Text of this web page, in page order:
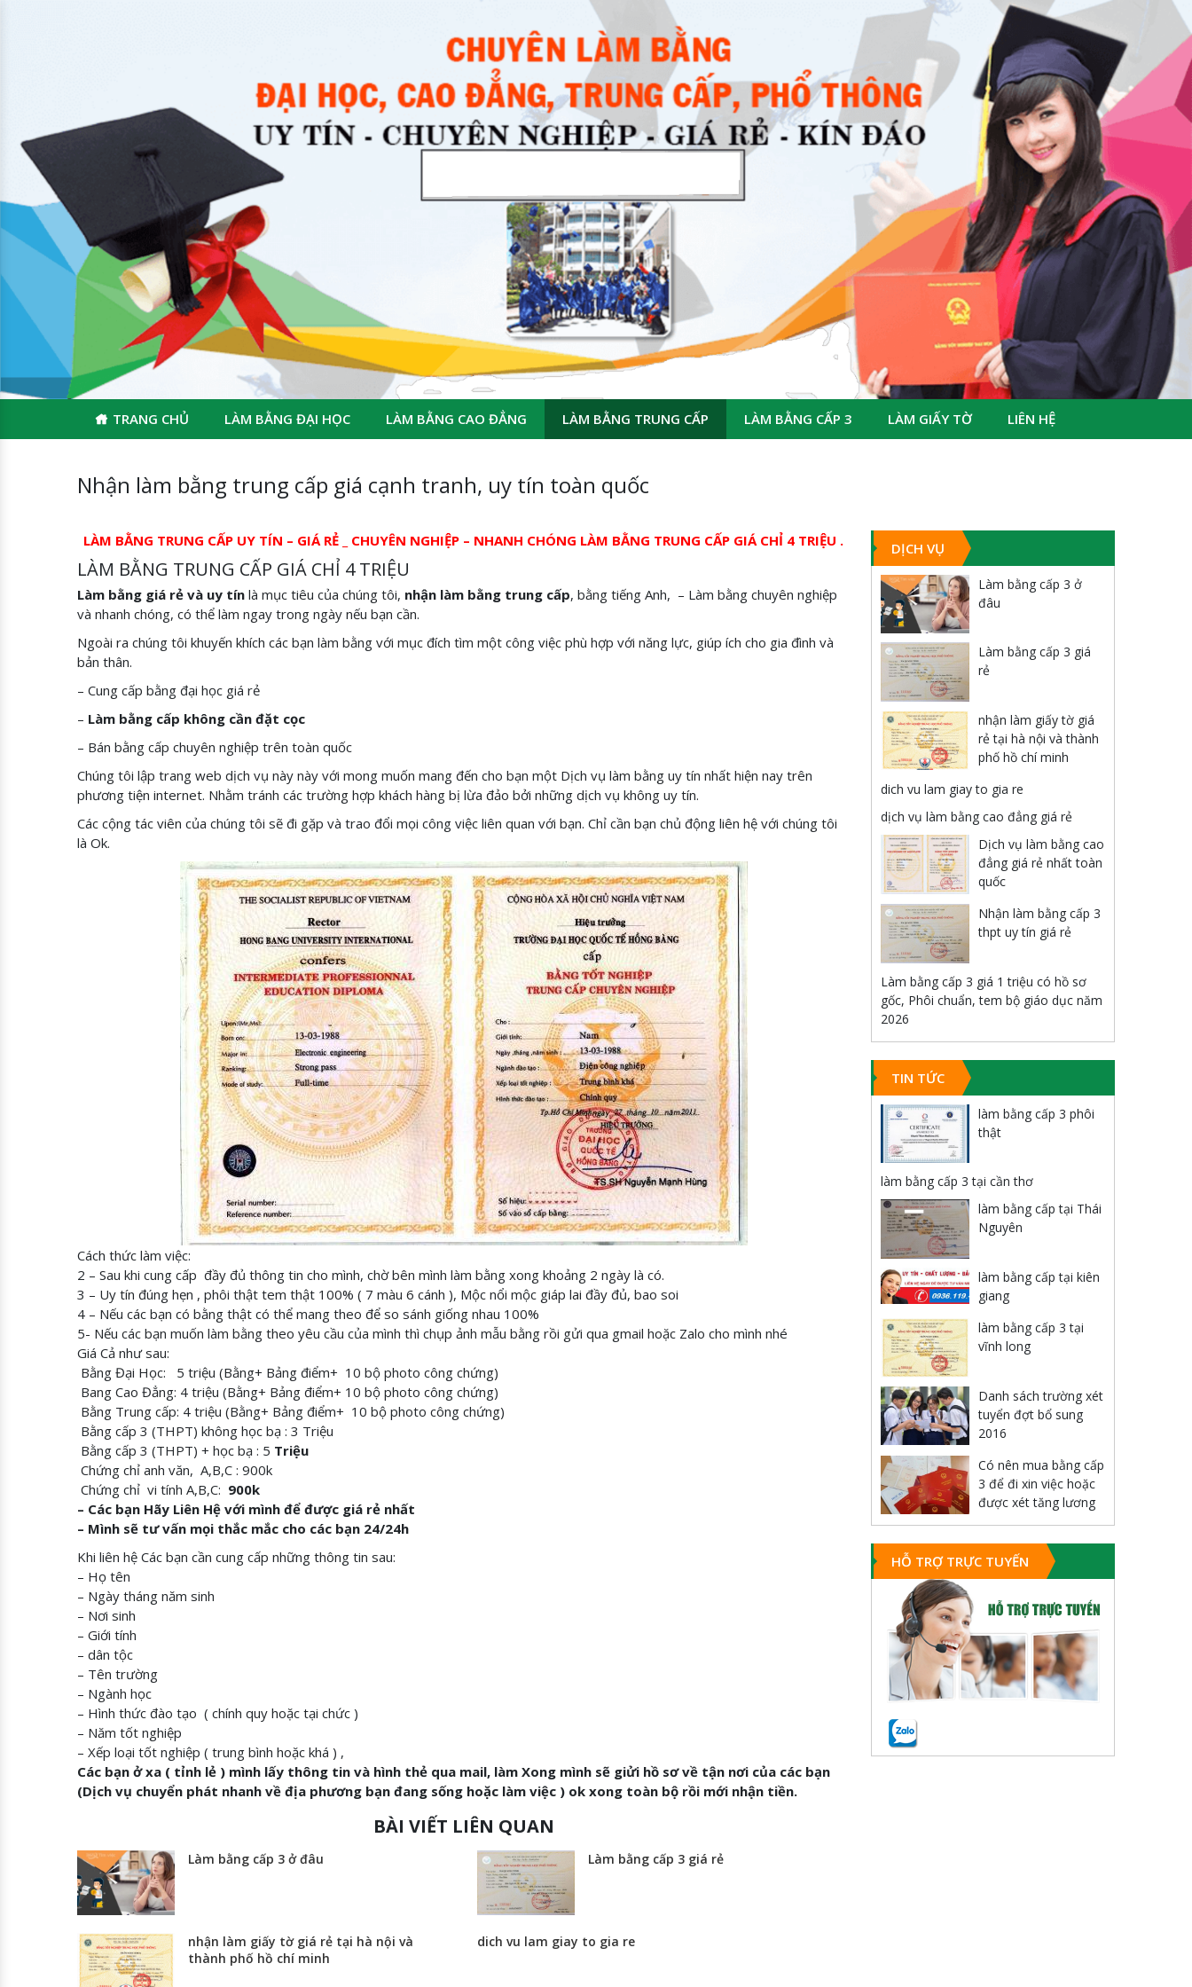
TRANG CHỦ LÀM BẰNG ĐẠI HỌC LÀM BẰNG CAO ĐẲNG LÀM BẰNG TRUNG CẤP LÀM BẰNG CẤP 3 LÀM GIẤY TỜ LIÊN HỆ
Nhận làm bằng trung cấp giá cạnh tranh, uy tín toàn quốc
LÀM BẰNG TRUNG CẤP UY TÍN – GIÁ RẺ _ CHUYÊN NGHIỆP – NHANH CHÓNG LÀM BẰNG TRUNG CẤP GIÁ CHỈ 4 TRIỆU .
LÀM BẰNG TRUNG CẤP GIÁ CHỈ 4 TRIỆU
Làm bằng giá rẻ và uy tín là mục tiêu của chúng tôi, nhận làm bằng trung cấp, bằng tiếng Anh, – Làm bằng chuyên nghiệp
và nhanh chóng, có thể làm ngay trong ngày nếu bạn cần.
Ngoài ra chúng tôi khuyến khích các bạn làm bằng với mục đích tìm một công việc phù hợp với năng lực, giúp ích cho gia đình và
bản thân.
– Cung cấp bằng đại học giá rẻ
– Làm bằng cấp không cần đặt cọc
– Bán bằng cấp chuyên nghiệp trên toàn quốc
Chúng tôi lập trang web dịch vụ này này với mong muốn mang đến cho bạn một Dịch vụ làm bằng uy tín nhất hiện nay trên
phương tiện internet. Nhằm tránh các trường hợp khách hàng bị lừa đảo bởi những dịch vụ không uy tín.
Các cộng tác viên của chúng tôi sẽ đi gặp và trao đổi mọi công việc liên quan với bạn. Chỉ cần bạn chủ động liên hệ với chúng tôi
là Ok.
Cách thức làm việc:
2 – Sau khi cung cấp đầy đủ thông tin cho mình, chờ bên mình làm bằng xong khoảng 2 ngày là có.
3 – Uy tín đúng hẹn , phôi thật tem thật 100% ( 7 màu 6 cánh ), Mộc nổi mộc giáp lai đầy đủ, bao soi
4 – Nếu các bạn có bằng thật có thể mang theo để so sánh giống nhau 100%
5- Nếu các bạn muốn làm bằng theo yêu cầu của mình thì chụp ảnh mẫu bằng rồi gửi qua gmail hoặc Zalo cho mình nhé
Giá Cả như sau:
​ Bằng Đại Học: 5 triệu (Bằng+ Bảng điểm+ 10 bộ photo công chứng)
​ Bang Cao Đẳng: 4 triệu (Bằng+ Bảng điểm+ 10 bộ photo công chứng)
​ Bằng Trung cấp: 4 triệu (Bằng+ Bảng điểm+ 10 bộ photo công chứng)
​ Bằng cấp 3 (THPT) không học bạ : 3 Triệu
​ Bằng cấp 3 (THPT) + học bạ : 5 Triệu
​ Chứng chỉ anh văn, A,B,C : 900k
​ Chứng chỉ vi tính A,B,C: 900k
– Các bạn Hãy Liên Hệ với mình để được giá rẻ nhất
– Mình sẽ tư vấn mọi thắc mắc cho các bạn 24/24h
Khi liên hệ Các bạn cần cung cấp những thông tin sau:
– Họ tên
– Ngày tháng năm sinh
– Nơi sinh
– Giới tính
– dân tộc
– Tên trường
– Ngành học
– Hình thức đào tạo ( chính quy hoặc tại chức )
– Năm tốt nghiệp
– Xếp loại tốt nghiệp ( trung bình hoặc khá ) ,
Các bạn ở xa ( tỉnh lẻ ) mình lấy thông tin và hình thẻ qua mail, làm Xong mình sẽ giửi hồ sơ về tận nơi của các bạn
(Dịch vụ chuyển phát nhanh về địa phương bạn đang sống hoặc làm việc ) ok xong toàn bộ rồi mới nhận tiền.
BÀI VIẾT LIÊN QUAN
Làm bằng cấp 3 ở đâu Làm bằng cấp 3 giá rẻ
nhận làm giấy tờ giá rẻ tại hà nội và
thành phố hồ chí minh
dich vu lam giay to gia re
DỊCH VỤ
Làm bằng cấp 3 ở
đâu
Làm bằng cấp 3 giá
rẻ
nhận làm giấy tờ giá
rẻ tại hà nội và thành
phố hồ chí minh
dich vu lam giay to gia re
dịch vụ làm bằng cao đẳng giá rẻ
Dịch vụ làm bằng cao
đẳng giá rẻ nhất toàn
quốc
Nhận làm bằng cấp 3
thpt uy tín giá rẻ
Làm bằng cấp 3 giá 1 triệu có hồ sơ
gốc, Phôi chuẩn, tem bộ giáo dục năm
2026
TIN TỨC
làm bằng cấp 3 phôi
thật
làm bằng cấp 3 tại cần thơ
làm bằng cấp tại Thái
Nguyên
làm bằng cấp tại kiên
giang
làm bằng cấp 3 tại
vĩnh long
Danh sách trường xét
tuyển đợt bổ sung
2016
Có nên mua bằng cấp
3 để đi xin việc hoặc
được xét tăng lương
HỖ TRỢ TRỰC TUYẾN